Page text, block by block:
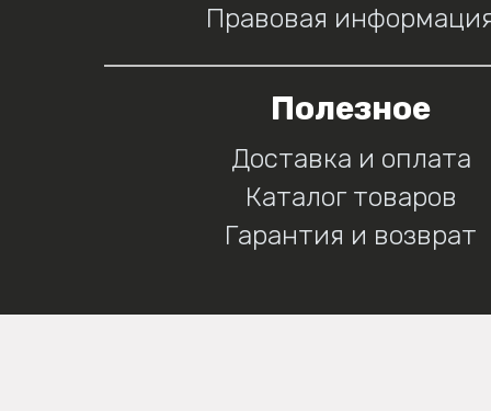
Правовая
Полезное
Доставка и оплата
Каталог товаров
Гарантия и возврат